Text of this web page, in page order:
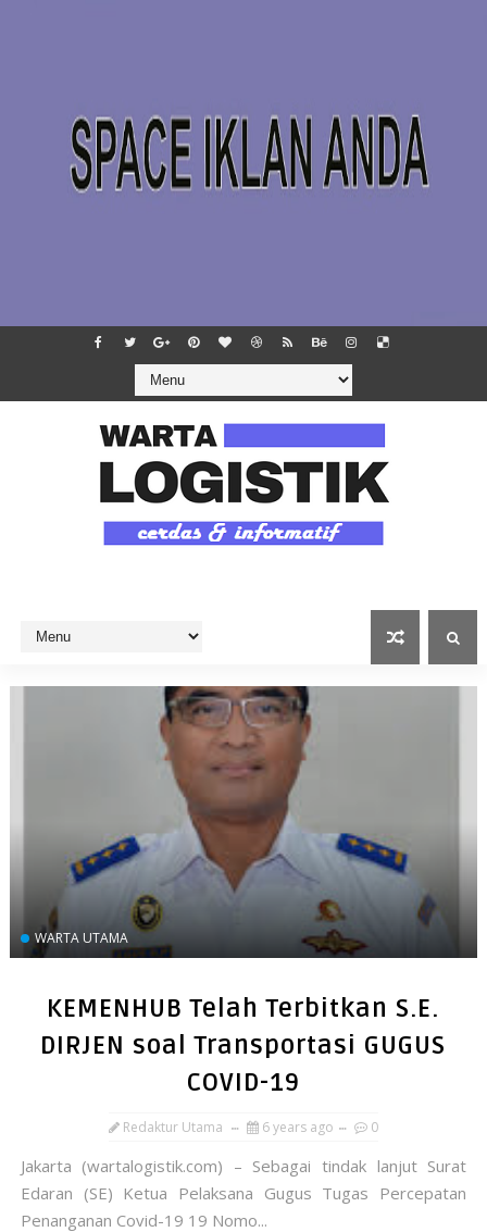
WARTA UTAMA
KEMENHUB Telah Terbitkan S.E.
DIRJEN soal Transportasi GUGUS
COVID-19
Redaktur Utama 6 years ago 0
Jakarta (wartalogistik.com) – Sebagai tindak lanjut Surat
Edaran (SE) Ketua Pelaksana Gugus Tugas Percepatan
Penanganan Covid-19 19 Nomo...